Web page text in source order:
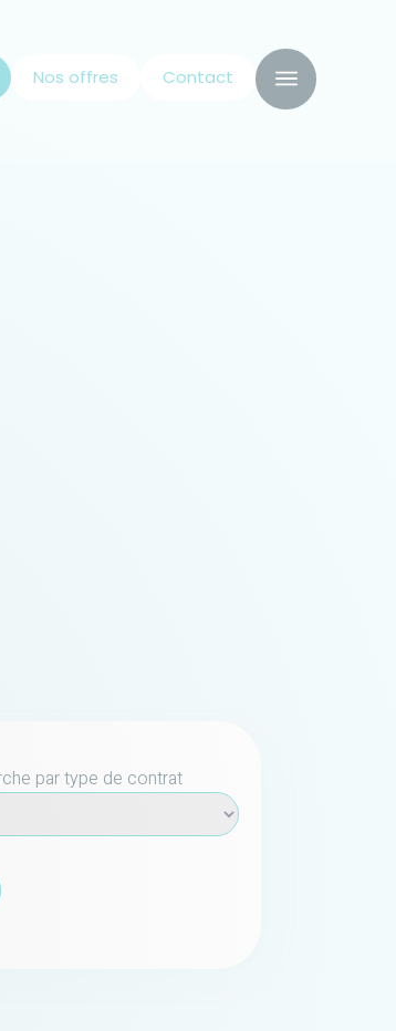
Nos offres Contact
par type de contrat